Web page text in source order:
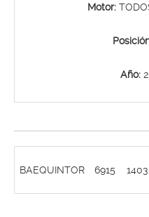
Motor:
Año:
BAEQUINTOR 6915